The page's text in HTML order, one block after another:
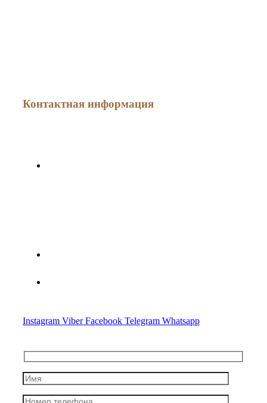
Контактная информация
Instagram Viber Facebook Telegram Whatsapp